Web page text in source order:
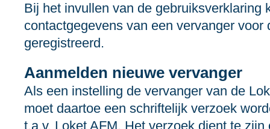
Bij het invullen van de gebruiksverklaring
contactgegevens van een vervanger voor
geregistreerd.
Aanmelden nieuwe vervanger
Als een instelling de vervanger van de
moet daartoe een schriftelijk verzoek
t.a.v. Loket AFM. Het verzoek dient te